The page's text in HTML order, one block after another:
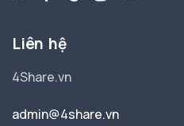
Liên hệ
4Share.vn
admin@4share.vn